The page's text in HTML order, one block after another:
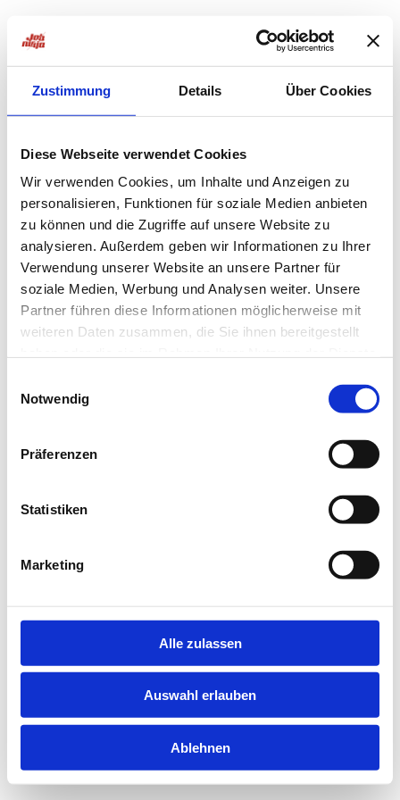
Zustimmung Details Über Cookies
Diese Webseite verwendet Cookies
Wir verwenden Cookies, um Inhalte und Anzeigen zu
personalisieren, Funktionen für soziale Medien anbieten
zu können und die Zugriffe auf unsere Website zu
analysieren. Außerdem geben wir Informationen zu Ihrer
Verwendung unserer Website an unsere Partner für
soziale Medien, Werbung und Analysen weiter. Unsere
Partner führen diese Informationen möglicherweise mit
weiteren Daten zusammen, die Sie ihnen bereitgestellt
Notwendig
Präferenzen
Statistiken
Marketing
Alle zulassen
Auswahl erlauben
Ablehnen
loadingjobninja.com
for more